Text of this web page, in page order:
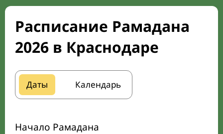
Расписание Рамадана
2026 в Краснодаре
Даты Календарь
Начало Рамадана